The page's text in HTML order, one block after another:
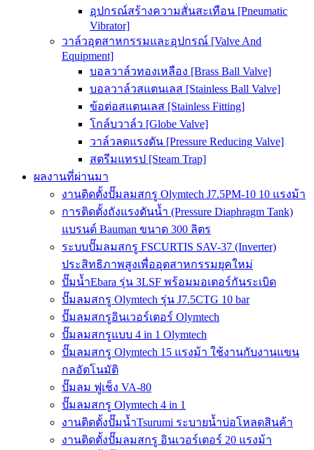
อุปกรณ์สร้างความสั่นสะเทือน [Pneumatic
Vibrator]
วาล์วอุตสาหกรรมและอุปกรณ์ [Valve And
Equipment]
บอลวาล์วทองเหลือง [Brass Ball Valve]
บอลวาล์วสแตนเลส [Stainless Ball Valve]
ข้อต่อสแตนเลส [Stainless Fitting]
โกล์บวาล์ว [Globe Valve]
วาล์วลดแรงดัน [Pressure Reducing Valve]
สตรีมแทรป [Steam Trap]
ผลงานที่ผ่านมา
งานติดตั้งปั๊มลมสกรู Olymtech J7.5PM-10 10 แรงม้า
การติดตั้งถังแรงดันน้ำ (Pressure Diaphragm Tank)
แบรนด์ Bauman ขนาด 300 ลิตร
ระบบปั๊มลมสกรู FSCURTIS SAV-37 (Inverter)
ประสิทธิภาพสูงเพื่ออุตสาหกรรมยุคใหม่
ปั๊มน้ำEbara รุ่น 3LSF พร้อมมอเตอร์กันระเบิด
ปั๊มลมสกรู Olymtech รุ่น J7.5CTG 10 bar
ปั๊มลมสกรูอินเวอร์เตอร์ Olymtech
ปั๊มลมสกรูแบบ 4 in 1 Olymtech
ปั๊มลมสกรู Olymtech 15 แรงม้า ใช้งานกับงานแขน
กลอัตโนมัติ
ปั๊มลม ฟูเช็ง VA-80
ปั๊มลมสกรู Olymtech 4 in 1
งานติดตั้งปั๊มน้ำTsurumi ระบายน้ำบ่อโหลดสินค้า
งานติดตั้งปั๊มลมสกรู อินเวอร์เตอร์ 20 แรงม้า